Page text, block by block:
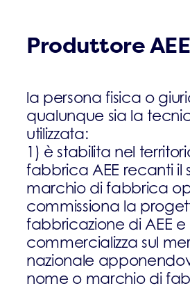
Produttore AEE
la persona fisica o
qualunque sia la
utilizzata:
1) è stabilita nel
fabbrica AEE recanti il
marchio di fabbrica
commissiona la
fabbricazione di AEE e
commercializza sul
nazionale
nome o marchio di